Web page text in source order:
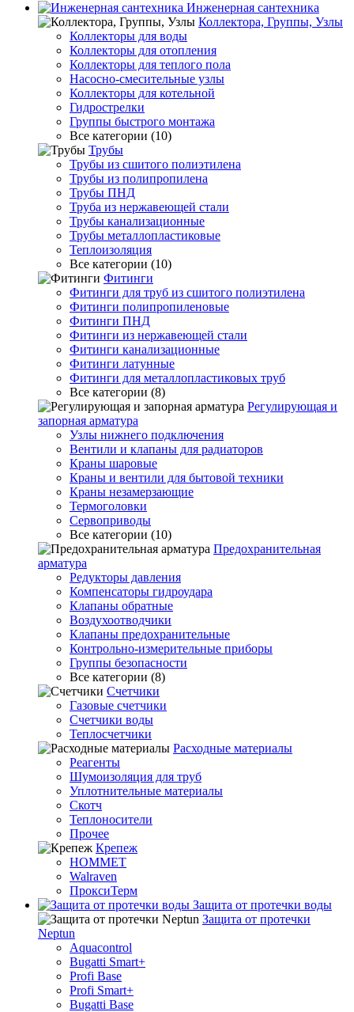
Инженерная сантехника
Коллектора, Группы, Узлы
Коллекторы для воды
Коллекторы для отопления
Коллекторы для теплого пола
Насосно-смесительные узлы
Коллекторы для котельной
Гидрострелки
Группы быстрого монтажа
Все категории (10)
Трубы
Трубы из сшитого полиэтилена
Трубы из полипропилена
Трубы ПНД
Труба из нержавеющей стали
Трубы канализационные
Трубы металлопластиковые
Теплоизоляция
Все категории (10)
Фитинги
Фитинги для труб из сшитого полиэтилена
Фитинги полипропиленовые
Фитинги ПНД
Фитинги из нержавеющей стали
Фитинги канализационные
Фитинги латунные
Фитинги для металлопластиковых труб
Все категории (8)
Регулирующая и
запорная арматура
Узлы нижнего подключения
Вентили и клапаны для радиаторов
Краны шаровые
Краны и вентили для бытовой техники
Краны незамерзающие
Термоголовки
Сервоприводы
Все категории (10)
Предохранительная
арматура
Редукторы давления
Компенсаторы гидроудара
Клапаны обратные
Воздухоотводчики
Клапаны предохранительные
Контрольно-измерительные приборы
Группы безопасности
Все категории (8)
Счетчики
Газовые счетчики
Счетчики воды
Теплосчетчики
Расходные материалы
Реагенты
Шумоизоляция для труб
Уплотнительные материалы
Скотч
Теплоносители
Прочее
Крепеж
HOMMET
Walraven
ПроксиТерм
Защита от протечки воды
Защита от протечки
Neptun
Aquacontrol
Bugatti Smart+
Profi Base
Profi Smart+
Bugatti Base